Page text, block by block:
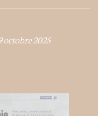
octobre 2025